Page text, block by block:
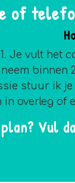
Je vult het
neem binnen
stuur ik
in overleg of
plan? Vul